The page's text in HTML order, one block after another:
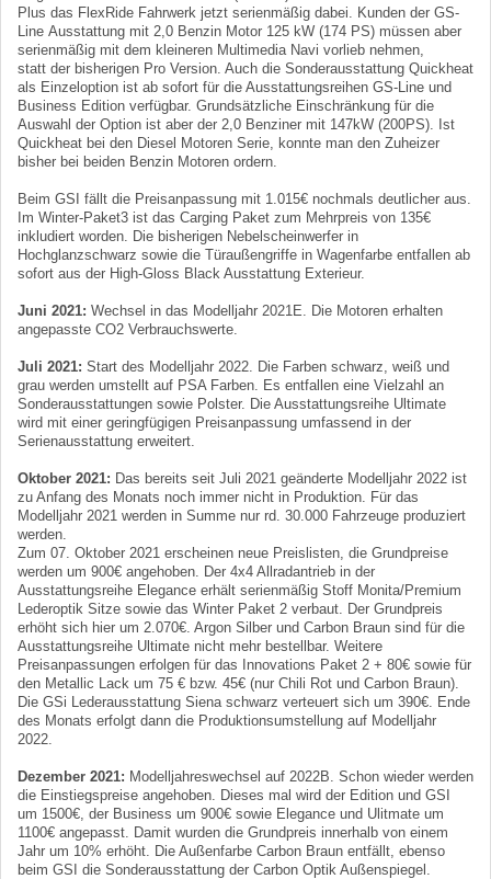
Plus das FlexRide Fahrwerk jetzt serienmäßig dabei. Kunden der GS-
Line Ausstattung mit 2,0 Benzin Motor 125 kW (174 PS) müssen aber
serienmäßig mit dem kleineren Multimedia Navi vorlieb nehmen,
statt der bisherigen Pro Version. Auch die Sonderausstattung Quickheat
als Einzeloption ist ab sofort für die Ausstattungsreihen GS-Line und
Business Edition verfügbar. Grundsätzliche Einschränkung für die
Auswahl der Option ist aber der 2,0 Benziner mit 147kW (200PS). Ist
Quickheat bei den Diesel Motoren Serie, konnte man den Zuheizer
bisher bei beiden Benzin Motoren ordern.
Beim GSI fällt die Preisanpassung mit 1.015€ nochmals deutlicher aus.
Im Winter-Paket3 ist das Carging Paket zum Mehrpreis von 135€
inkludiert worden. Die bisherigen Nebelscheinwerfer in
Hochglanzschwarz sowie die Türaußengriffe in Wagenfarbe entfallen ab
sofort aus der High-Gloss Black Ausstattung Exterieur.
Juni 2021: Wechsel in das Modelljahr 2021E. Die Motoren erhalten
angepasste CO2 Verbrauchswerte.
Juli 2021: Start des Modelljahr 2022. Die Farben schwarz, weiß und
grau werden umstellt auf PSA Farben. Es entfallen eine Vielzahl an
Sonderausstattungen sowie Polster. Die Ausstattungsreihe Ultimate
wird mit einer geringfügigen Preisanpassung umfassend in der
Serienausstattung erweitert.
Oktober 2021: Das bereits seit Juli 2021 geänderte Modelljahr 2022 ist
zu Anfang des Monats noch immer nicht in Produktion. Für das
Modelljahr 2021 werden in Summe nur rd. 30.000 Fahrzeuge produziert
werden.
Zum 07. Oktober 2021 erscheinen neue Preislisten, die Grundpreise
werden um 900€ angehoben. Der 4x4 Allradantrieb in der
Ausstattungsreihe Elegance erhält serienmäßig Stoff Monita/Premium
Lederoptik Sitze sowie das Winter Paket 2 verbaut. Der Grundpreis
erhöht sich hier um 2.070€. Argon Silber und Carbon Braun sind für die
Ausstattungsreihe Ultimate nicht mehr bestellbar. Weitere
Preisanpassungen erfolgen für das Innovations Paket 2 + 80€ sowie für
den Metallic Lack um 75 € bzw. 45€ (nur Chili Rot und Carbon Braun).
Die GSi Lederausstattung Siena schwarz verteuert sich um 390€. Ende
des Monats erfolgt dann die Produktionsumstellung auf Modelljahr
2022.
Dezember 2021: Modelljahreswechsel auf 2022B. Schon wieder werden
die Einstiegspreise angehoben. Dieses mal wird der Edition und GSI
um 1500€, der Business um 900€ sowie Elegance und Ulitmate um
1100€ angepasst. Damit wurden die Grundpreis innerhalb von einem
Jahr um 10% erhöht. Die Außenfarbe Carbon Braun entfällt, ebenso
beim GSI die Sonderausstattung der Carbon Optik Außenspiegel.